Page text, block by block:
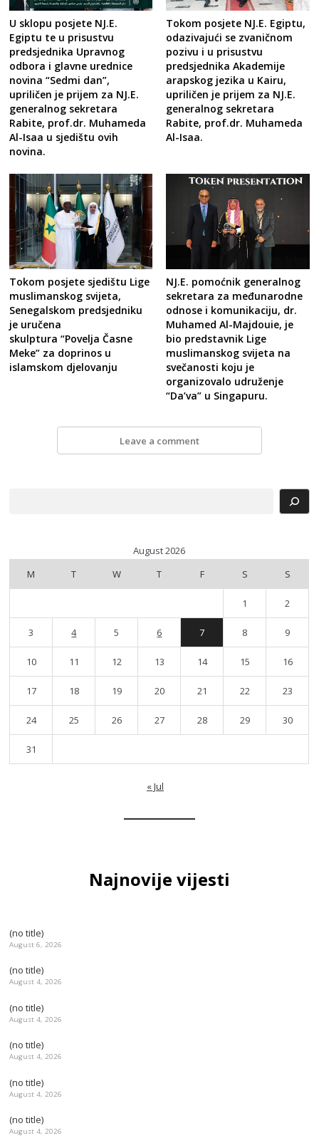
U sklopu posjete NJ.E.
Egiptu te u prisustvu
predsjednika Upravnog
odbora i glavne urednice
novina “Sedmi dan”,
upriličen je prijem za NJ.E.
generalnog sekretara
Rabite, prof.dr. Muhameda
Al-Isaa u sjedištu ovih
novina.
Tokom posjete NJ.E. Egiptu,
odazivajući se zvaničnom
pozivu i u prisustvu
predsjednika Akademije
arapskog jezika u Kairu,
upriličen je prijem za NJ.E.
generalnog sekretara
Rabite, prof.dr. Muhameda
Al-Isaa.
Tokom posjete sjedištu Lige
muslimanskog svijeta,
Senegalskom predsjedniku
je uručena
skulptura “Povelja Časne
Meke” za doprinos u
islamskom djelovanju
NJ.E. pomoćnik generalnog
sekretara za međunarodne
odnose i komunikaciju, dr.
Muhamed Al-Majdouie, je
bio predstavnik Lige
muslimanskog svijeta na
svečanosti koju je
organizovalo udruženje
“Da’va” u Singapuru.
Leave a comment
August 2026
M
T W T F S S
1 2
3 4 5 6 7 8 9
10 11 12 13 14 15 16
17 18 19 20 21 22 23
24 25 26 27 28 29 30
31
« Jul
Najnovije vijesti
(no title)
August 6, 2026
(no title)
August 4, 2026
(no title)
August 4, 2026
(no title)
August 4, 2026
(no title)
August 4, 2026
(no title)
August 4, 2026